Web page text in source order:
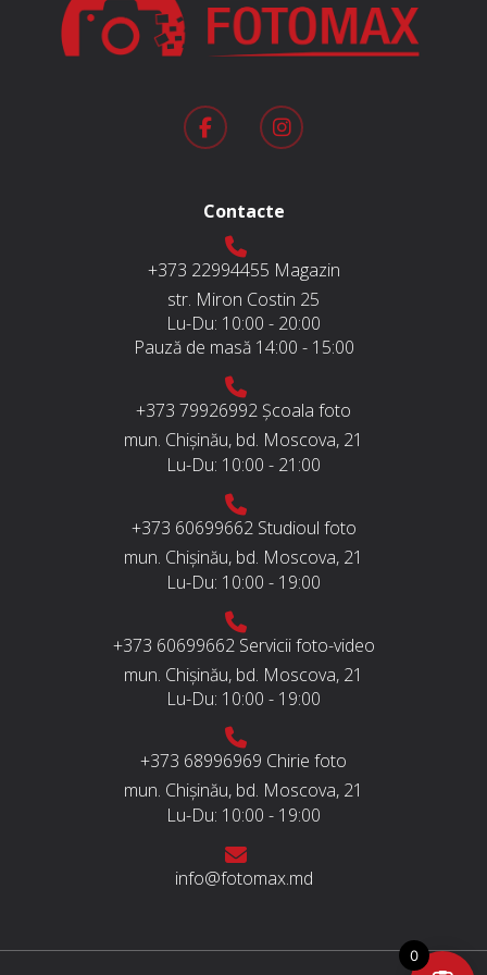
Contacte
+373 22994455 Magazin
str. Miron Costin 25
Lu-Du: 10:00 - 20:00
Pauză de masă 14:00 - 15:00
+373 79926992 Școala foto
mun. Chișinău, bd. Moscova, 21
Lu-Du: 10:00 - 21:00
+373 60699662 Studioul foto
mun. Chișinău, bd. Moscova, 21
Lu-Du: 10:00 - 19:00
+373 60699662 Servicii foto-video
mun. Chișinău, bd. Moscova, 21
Lu-Du: 10:00 - 19:00
+373 68996969 Chirie foto
mun. Chișinău, bd. Moscova, 21
Lu-Du: 10:00 - 19:00
info@fotomax.md
0